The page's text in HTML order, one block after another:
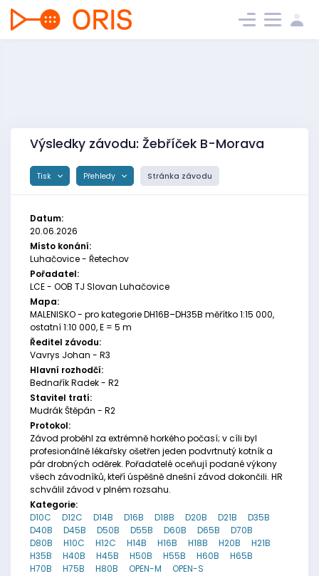
Výsledky závodu: Žebříček B-Morava
Tisk Přehledy Stránka závodu
Datum:
20.06.2026
Místo konání:
Luhačovice - Řetechov
Pořadatel:
LCE - OOB TJ Slovan Luhačovice
Mapa:
MALENISKO - pro kategorie DH16B–DH35B měřítko 1:15 000,
ostatní 1:10 000, E = 5 m
Ředitel závodu:
Vavrys Johan - R3
Hlavní rozhodčí:
Bednařík Radek - R2
Stavitel tratí:
Mudrák Štěpán - R2
Protokol:
Závod proběhl za extrémně horkého počasí; v cíli byl
profesionálně lékařsky ošetřen jeden podvrtnutý kotník a
pár drobných oděrek. Pořadatelé oceňují podané výkony
všech závodníků, kteří úspěšně dnešní závod dokončili. HR
schválil závod v plném rozsahu.
Kategorie:
D10C
D12C D14B D16B D18B D20B D21B
D35B
D40B
D45B D50B D55B D60B D65B
D70B
D80B
H10C H12C H14B H16B H18B H20B
H21B
H35B
H40B H45B H50B H55B H60B
H65B
H70B
H75B H80B OPEN-M OPEN-S